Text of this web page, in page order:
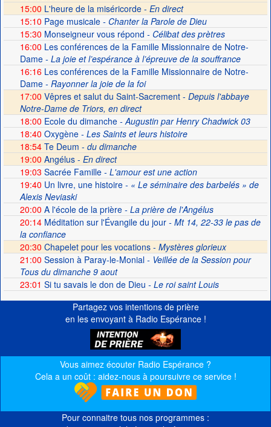
15:00 L'heure de la miséricorde - En direct
15:10 Page musicale- Chanter la Parole de Dieu
15:30 Monseigneur vous répond - Célibat des prètres
16:00 Les conférences de la Famille Missionnaire de Notre-
Dame- La joie et l’espérance à l’épreuve de la souffrance
16:16Les conférences de la Famille Missionnaire de Notre-
Dame- Rayonner la joie de la foi
17:00 Vêpres et salut du Saint-Sacrement - Depuis l'abbaye
Notre-Dame de Triors, en direct
18:00 Ecole du dimanche- Augustin par Henry Chadwick 03
18:40 Oxygène- Les Saints et leurs histoire
18:54Te Deum - du dimanche
19:00 Angélus - En direct
19:03 Sacrée Famille- L'amour est une action
19:40 Un livre, une histoire- « Le séminaire des barbelés » de
Alexis Neviaski
20:00 A l'école de la prière- La prière de l'Angélus
20:14Méditation sur l'Évangile du jour- Mt 14, 22-33 le pas de
la confiance
20:30 Chapelet pour les vocations - Mystères glorieux
21:00 Session à Paray-le-Monial- Veillée de la Session pour
Tous du dimanche 9 aout
23:01 Si tu savais le don de Dieu - Le roi saint Louis
Partagez vos intentions de prière
en les envoyant à Radio Espérance !
Vous aimez écouter Radio Espérance ?
Cela a un coût : aidez-nous à poursuivre ce service !
Pour connaitre tous nos programmes :